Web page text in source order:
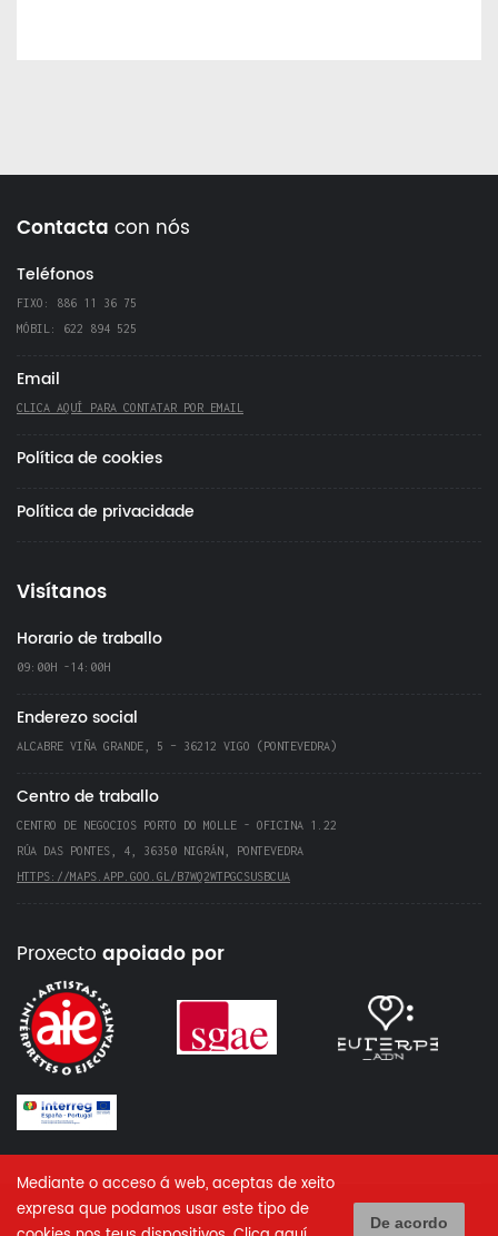
Contacta con nós
Teléfonos
FIXO: 886 11 36 75
MÓBIL: 622 894 525
Email
CLICA AQUÍ PARA CONTATAR POR EMAIL
Política de cookies
Política de privacidade
Visítanos
Horario de traballo
09:00H -14:00H
Enderezo social
ALCABRE VIÑA GRANDE, 5 – 36212 VIGO (PONTEVEDRA)
Centro de traballo
CENTRO DE NEGOCIOS PORTO DO MOLLE - OFICINA 1.22
RÚA DAS PONTES, 4, 36350 NIGRÁN, PONTEVEDRA
HTTPS://MAPS.APP.GOO.GL/B7WQ2WTPGCSUSBCUA
Proxecto apoiado por
Mediante o acceso á web, aceptas de xeito
expresa que podamos usar este tipo de
De acordo